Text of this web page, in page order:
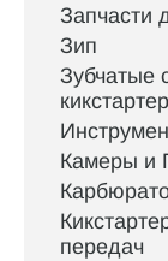
Запчасти
Зип
Зубчатые
Камеры и
передач